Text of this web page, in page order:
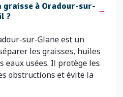
graisse à Oradour-sur-
?
sur-Glane est un
les graisses, huiles
eaux usées. Il protège les
obstructions et évite la